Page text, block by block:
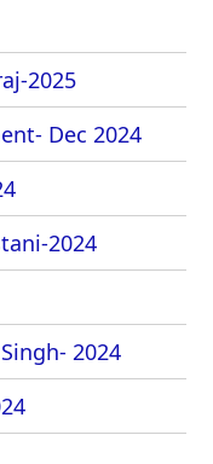
2025
Dec 2024
2024
2024